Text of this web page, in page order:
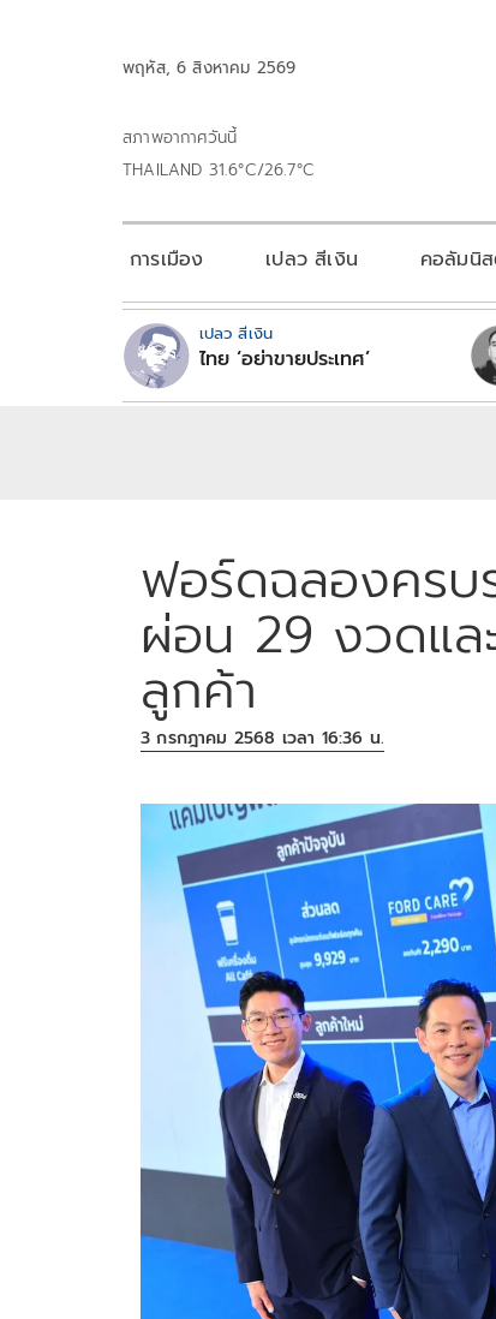
พฤหัส, 6 สิงหาคม 2569
สภาพอากาศวันนี้
THAILAND 31.6°C/26.7°C
การเมือง เปลว สีเงิน คอลัมนิ
เปลว สีเงิน
ไทย ‘อย่าขายประเทศ’
ฟอร์ดฉลองคร
ผ่อน 29 งวดแ
ลูกค้า
3 กรกฎาคม 2568 เวลา 16:36 น.